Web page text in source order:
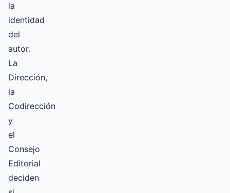
la
identidad
del
autor.
La
Dirección,
la
Codirección
y
el
Consejo
Editorial
deciden